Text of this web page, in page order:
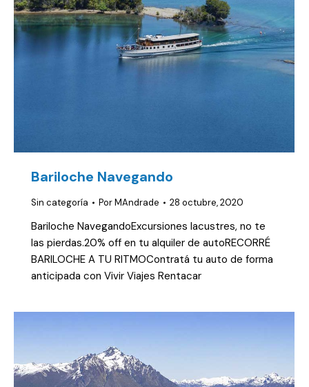
Bariloche Navegando
Sin categoría PorMAndrade 28 octubre, 2020
Bariloche NavegandoExcursiones lacustres, no te
las pierdas.20% off en tu alquiler de autoRECORRÉ
BARILOCHE A TU RITMOContratá tu auto de forma
anticipada con Vivir Viajes Rentacar